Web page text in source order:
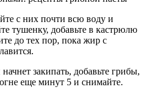
с них почти всю воду и
тушенку, добавьте в кастрюлю
до тех пор, пока жир с
закипать, добавьте грибы,
еще минут 5 и снимайте.